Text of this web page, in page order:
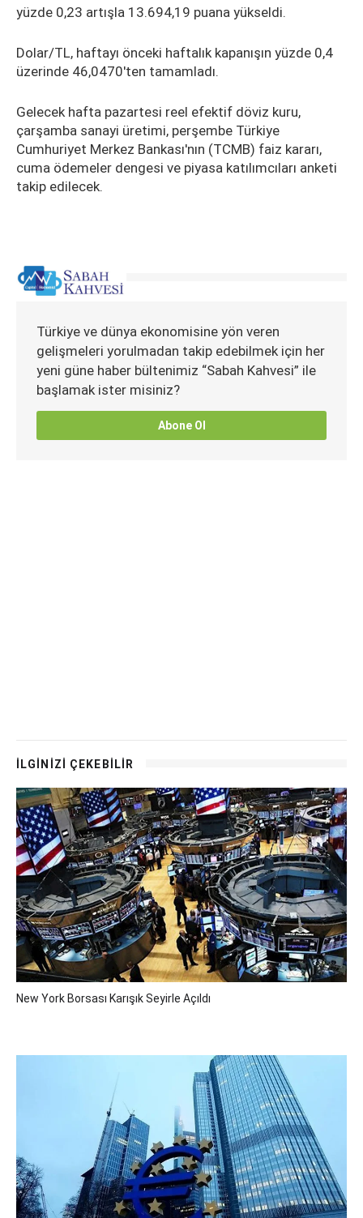
yüzde 0,23 artışla 13.694,19 puana yükseldi.
Dolar/TL, haftayı önceki haftalık kapanışın yüzde 0,4
üzerinde 46,0470'ten tamamladı.
Gelecek hafta pazartesi reel efektif döviz kuru,
çarşamba sanayi üretimi, perşembe Türkiye
Cumhuriyet Merkez Bankası'nın (TCMB) faiz kararı,
cuma ödemeler dengesi ve piyasa katılımcıları anketi
takip edilecek.
Türkiye ve dünya ekonomisine yön veren
gelişmeleri yorulmadan takip edebilmek için her
yeni güne haber bültenimiz “Sabah Kahvesi” ile
başlamak ister misiniz?
Abone Ol
İLGİNİZİ ÇEKEBİLİR
New York Borsası Karışık Seyirle Açıldı